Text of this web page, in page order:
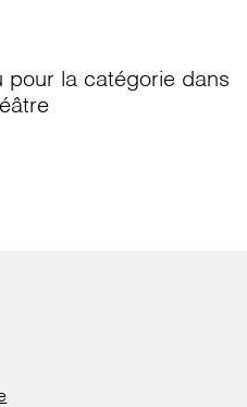
pour la catégorie dans